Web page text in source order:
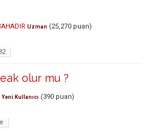
Uzman (25,270 puan)
olur mu ?
Yeni Kullanıcı (390 puan)